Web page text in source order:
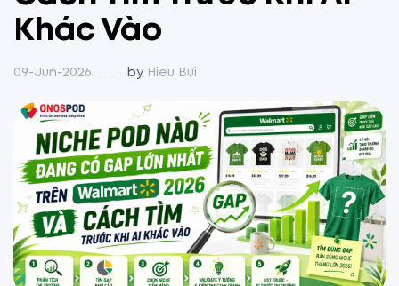
Khác Vào
09-Jun-2026 by Hieu Bui